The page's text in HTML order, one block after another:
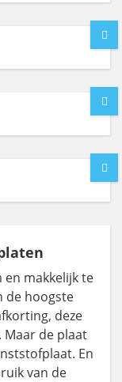
en makkelijk te
de hoogste
deze
Maar de plaat
En
van de